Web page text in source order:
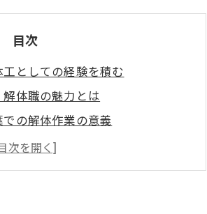
目次
としての経験を積む
体職の魅力とは
の解体作業の意義
職を選ぶ理由
体工の重要性